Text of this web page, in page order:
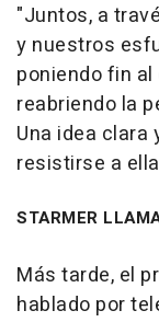
"Juntos, a
y nuestros
poniendo fin
reabriendo la
Una idea clara
resistirse a
STARMER
Más tarde, el
hablado por